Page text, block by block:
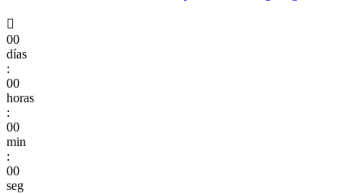

00
días
:
00
horas
:
00
min
:
00
seg